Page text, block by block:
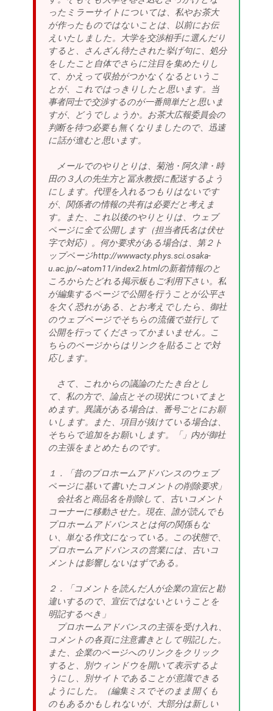
ったミラーサイトについては、私やお茶大
が作ったものではないことは、以前にお伝
えいたしました。大学を交渉相手に選んだり
すると、さんざん待たされた挙げ句に、処分
をしたこと自体でさらに注目を集めたりし
て、かえって収拾がつかなくなるというこ
とが、これではっきりしたと思います。当
事者同士で交渉するのが一番簡単だと思いま
すが、どうでしょうか。お茶大広報委員会の
判断を待つ必要も無くなりましたので、迅速
に話が進むと思います。
メールでのやりとりは、菊池・阿久津・時
田の３人の先生方と冨永教授に配送するよう
にします。代理を入れるつもりはないです
が、関係者の情報の共有は必要だと考えま
す。また、これ以後のやりとりは、ウェブ
ページに全て公開します（担当者氏名は伏せ
字で対応）。何か要求がある場合は、第２ト
ップページhttp://wwwacty.phys.sci.osaka-
u.ac.jp/~atom11/index2.htmlの新着情報のと
ころからたどれる掲示板もご利用下さい。私
が編集するページで公開を行うことが公平さ
を欠く恐れがある、とお考えでしたら、御社
のウェブページでそちらの流儀で並行して
公開を行ってくださってかまいません。こ
ちらのページからはリンクを貼ることで対
応します。
さて、これからの議論のたたき台とし
て、私の方で、論点とその現状についてまと
めます。異議がある場合は、番号ごとにお願
いします。また、項目が抜けている場合は、
そちらで追加をお願いします。「」内が御社
の主張をまとめたものです。
１．「昔のプロホームアドバンスのウェブ
ページに基いて書いたコメントの削除要求」
会社名と商品名を削除して、古いコメント
コーナーに移動させた。現在、誰が読んでも
プロホームアドバンスとは何の関係もな
い、単なる作文になっている。この状態で、
プロホームアドバンスの営業には、古いコ
メントは影響しないはずである。
２．「コメントを読んだ人が企業の宣伝と勘
違いするので、宣伝ではないということを
明記するべき」
プロホームアドバンスの主張を受け入れ、
コメントの各頁に注意書きとして明記した。
また、企業のページへのリンクをクリック
すると、別ウィンドウを開いて表示するよ
うにし、別サイトであることが意識できる
ようにした。（編集ミスでそのまま開くも
のもあるかもしれないが、大部分は新しい